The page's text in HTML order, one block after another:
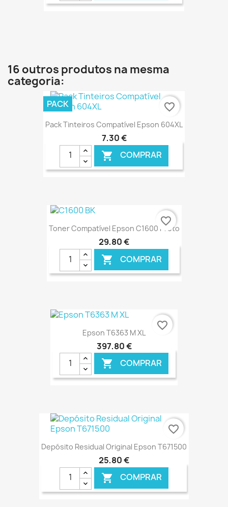
16 outros produtos na mesma
categoria:
Pack Tinteiros Compatível Epson 604XL
7,30 €
 COMPRAR
PACK favorite_border
Toner Compatível Epson C1600 Preto
29,80 €
 COMPRAR
€ ONLINE
favorite_border
Epson T6363 M XL
397,80 €
 COMPRAR
€ ONLINE
favorite_border
Depósito Residual Original Epson T671500
25,80 €
 COMPRAR
favorite_border